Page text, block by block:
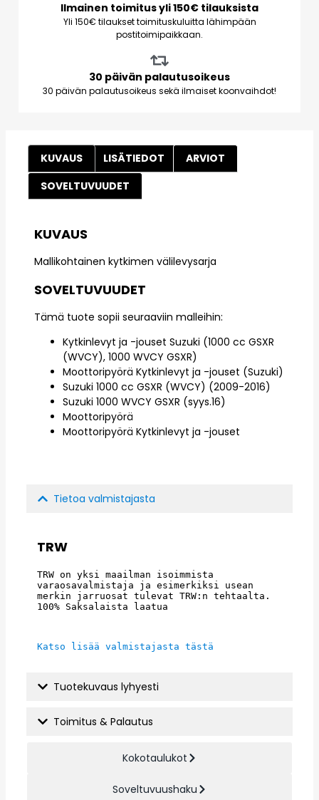
Ilmainen toimitus yli 150€ tilauksista
Yli 150€ tilaukset toimituskuluitta lähimpään
postitoimipaikkaan.
30 päivän palautusoikeus
30 päivän palautusoikeus sekä ilmaiset koonvaihdot!
KUVAUS LISÄTIEDOT
ARVIOT
SOVELTUVUUDET
KUVAUS
Mallikohtainen kytkimen välilevysarja
SOVELTUVUUDET
Tämä tuote sopii seuraaviin malleihin:
Kytkinlevyt ja -jouset Suzuki (1000 cc GSXR
(WVCY), 1000 WVCY GSXR)
Moottoripyörä Kytkinlevyt ja -jouset (Suzuki)
Suzuki 1000 cc GSXR (WVCY) (2009-2016)
Suzuki 1000 WVCY GSXR (syys.16)
Moottoripyörä
Moottoripyörä Kytkinlevyt ja -jouset
Tietoa valmistajasta
TRW
TRW on yksi maailman isoimmista
varaosavalmistaja ja esimerkiksi usean
merkin jarruosat tulevat TRW:n tehtaalta.
100% Saksalaista laatua
Katso lisää valmistajasta tästä
Tuotekuvaus lyhyesti
Toimitus & Palautus
Kokotaulukot
Soveltuvuushaku